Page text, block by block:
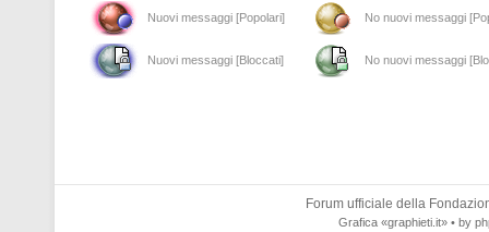
Nuovi messaggi [Popolari] No nuovi messaggi
Nuovi messaggi [Bloccati] No nuovi messaggi
Forum ufficiale della
Grafica «graphieti.it» • by